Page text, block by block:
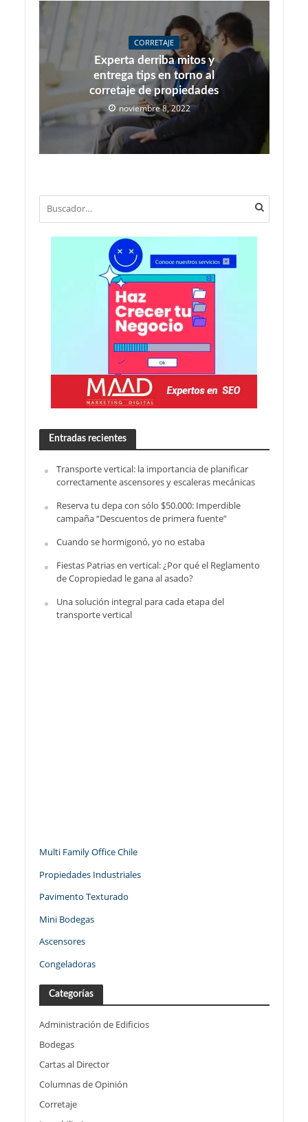
CORRETAJE
Experta derriba mitos y
entrega tips en torno al
corretaje de propiedades
noviembre 8, 2022
Entradas recientes
Transporte vertical: la importancia de planificar
correctamente ascensores y escaleras mecánicas
Reserva tu depa con sólo $50.000: Imperdible
campaña “Descuentos de primera fuente”
Cuando se hormigonó, yo no estaba
Fiestas Patrias en vertical: ¿Por qué el Reglamento
de Copropiedad le gana al asado?
Una solución integral para cada etapa del
transporte vertical
Multi Family Office Chile
Propiedades Industriales
Pavimento Texturado
Mini Bodegas
Ascensores
Congeladoras
Categorías
Administración de Edificios
Bodegas
Cartas al Director
Columnas de Opinión
Corretaje